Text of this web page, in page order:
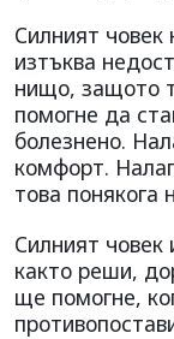
Силният човек
изтъква
нищо, защото
помогне да
болезнено.
комфорт.
това понякога
Силният
както реши,
ще помогне,